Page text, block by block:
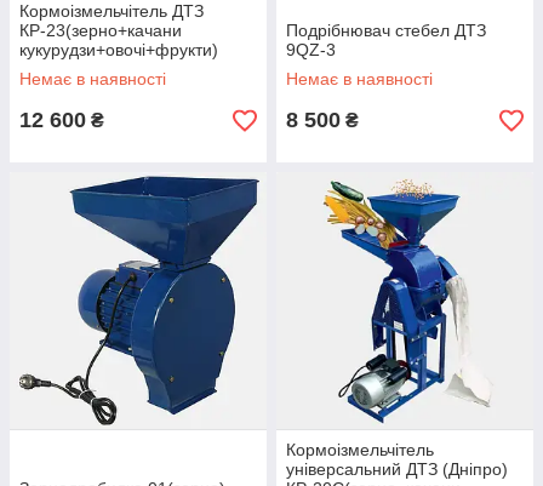
Кормоізмельчітель ДТЗ
КР-23(зерно+качани
кукурудзи+овочі+фрукти)
Немає в наявності
12 600 ₴
Подрібнювач стебел ДТЗ
9QZ-3
Немає в наявності
8 500 ₴
Кормоізмельчітель
універсальний ДТЗ (Дніпро)